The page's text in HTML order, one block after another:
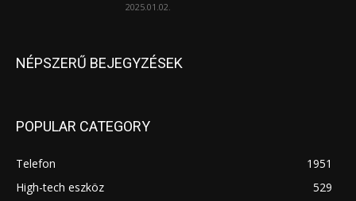
2025.01.02.
NÉPSZERŰ BEJEGYZÉSEK
POPULAR CATEGORY
Telefon
1951
High-tech eszköz
529